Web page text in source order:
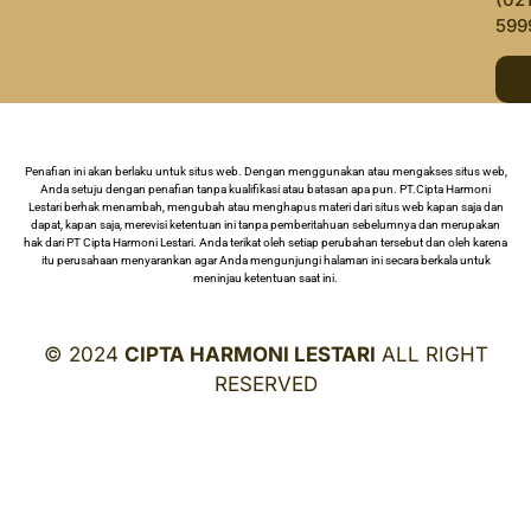
Penafian ini akan berlaku untuk situs web. Dengan menggunakan atau mengakses situs web,
Anda setuju dengan penafian tanpa kualifikasi atau batasan apa pun. PT.Cipta Harmoni
Lestari berhak menambah, mengubah atau menghapus materi dari situs web kapan saja dan
dapat, kapan saja, merevisi ketentuan ini tanpa pemberitahuan sebelumnya dan merupakan
hak dari PT Cipta Harmoni Lestari. Anda terikat oleh setiap perubahan tersebut dan oleh karena
itu perusahaan menyarankan agar Anda mengunjungi halaman ini secara berkala untuk
meninjau ketentuan saat ini.
© 2024 CIPTA HARMONI LESTARI ALL RIGHT
RESERVED